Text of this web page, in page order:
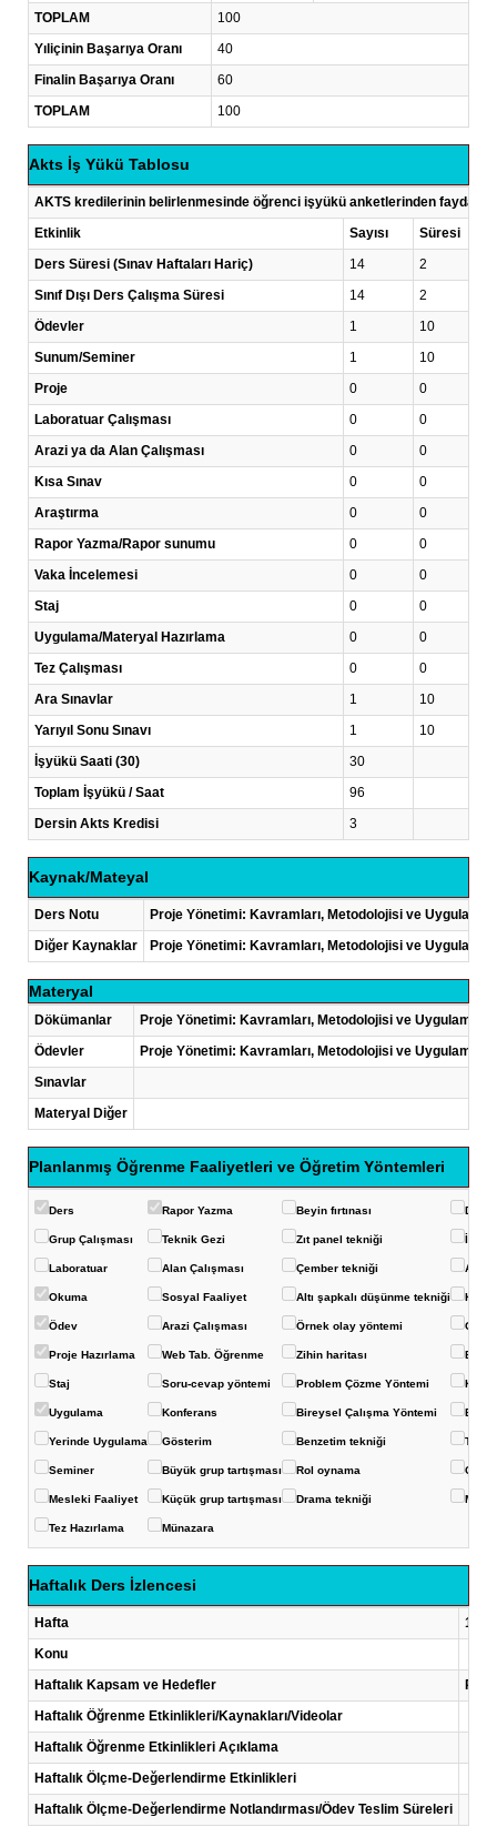
TOPLAM
100
Yıliçinin Başarıya Oranı
40
Finalin Başarıya Oranı
60
TOPLAM
100
Akts İş Yükü Tablosu
AKTS kredilerinin belirlenmesinde öğrenci işyükü anketlerinden
Etkinlik
Sayısı Süresi
Ders Süresi (Sınav Haftaları Hariç)
14 2
Sınıf Dışı Ders Çalışma Süresi
14 2
Ödevler
1 10
Sunum/Seminer
1 10
Proje
0 0
Laboratuar Çalışması
0 0
Arazi ya da Alan Çalışması
0 0
Kısa Sınav
0 0
Araştırma
0 0
Rapor Yazma/Rapor sunumu
0 0
Vaka İncelemesi
0 0
Staj
0 0
Uygulama/Materyal Hazırlama
0 0
Tez Çalışması
0 0
Ara Sınavlar
1 10
Yarıyıl Sonu Sınavı
1 10
İşyükü Saati (30)
30
Toplam İşyükü / Saat
96
Dersin Akts Kredisi
3
Kaynak/Mateyal
Ders Notu
Proje Yönetimi: Kavramları, Metodolojisi ve
Diğer Kaynaklar
Proje Yönetimi: Kavramları, Metodolojisi ve
Materyal
Dökümanlar
Proje Yönetimi: Kavramları, Metodolojisi ve
Ödevler
Proje Yönetimi: Kavramları, Metodolojisi ve
Sınavlar
Materyal Diğer
Planlanmış Öğrenme Faaliyetleri ve Öğretim Yöntemleri
Ders Rapor Yazma Beyin fırtınası
Grup Çalışması Teknik Gezi Zıt panel tekniği
Laboratuar Alan Çalışması Çember tekniği
Okuma Sosyal Faaliyet Altı şapkalı düşünme tekniği
Ödev Arazi Çalışması Örnek olay yöntemi
Proje Hazırlama Web Tab. Öğrenme Zihin haritası Balık
Staj Soru-cevap yöntemi Problem Çözme Yöntemi
Uygulama Konferans Bireysel Çalışma Yöntemi
Yerinde Uygulama Gösterim Benzetim tekniği Ters-
Seminer Büyük grup tartışması Rol oynama
Mesleki Faaliyet Küçük grup tartışması Drama tekniği
Tez Hazırlama Münazara
Haftalık Ders İzlencesi
Hafta
1
Konu
Haftalık Kapsam ve Hedefler
Haftalık Öğrenme Etkinlikleri/Kaynakları/Videolar
Haftalık Öğrenme Etkinlikleri Açıklama
Haftalık Ölçme-Değerlendirme Etkinlikleri
Haftalık Ölçme-Değerlendirme Notlandırması/Ödev Teslim Süreleri